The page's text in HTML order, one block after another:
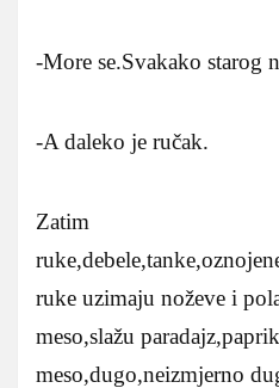
-More se.Svakako starog
-A daleko je ručak.
Zatim
ruke uzimaju noževe i
meso,slažu
meso,dugo,neizmjerno